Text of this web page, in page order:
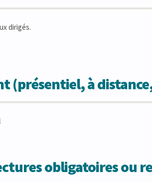
dirigés.
(présentiel, à
obligatoires ou